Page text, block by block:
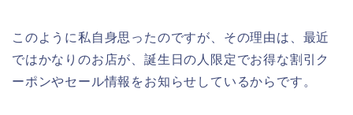
このように私自身思ったのですが、その理由は、最近
ではかなりのお店が、誕生日の人限定でお得な割引ク
ーポンやセール情報をお知らせしているからです。